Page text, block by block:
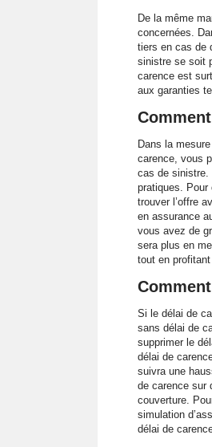
De la même
concernées.
tiers en cas de
sinistre se soit
carence est
aux garanties
Dans la
carence, vous
cas de sinistre.
pratiques. Pour
trouver l’offre
en assurance
vous avez de
sera plus en
tout en
Si le délai de
sans délai de
supprimer le
délai de
suivra une
de carence sur
couverture.
simulation
délai de